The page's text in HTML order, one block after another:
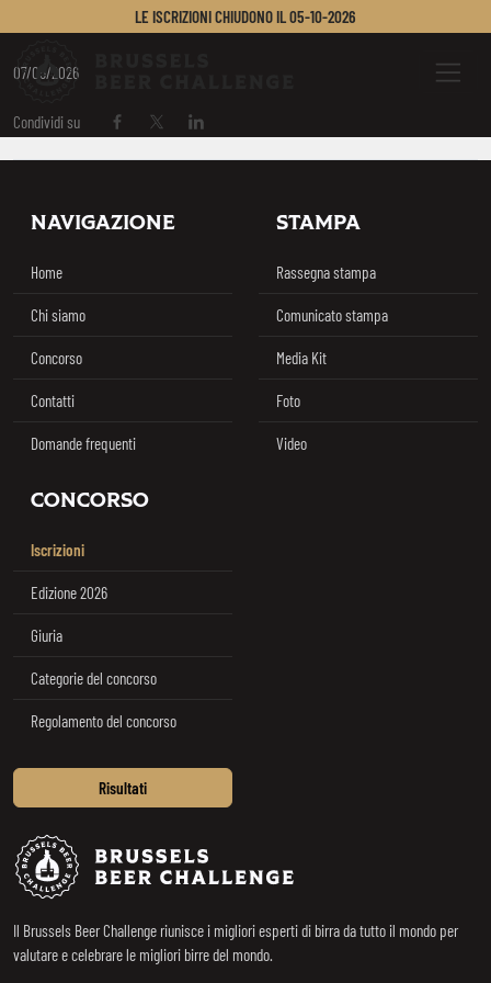
LE ISCRIZIONI CHIUDONO IL05-10-2026
Menu
ROBERTO MARCOS
07/05/2026
Condividi su Condividi su Facebook
Condividi su Twitter / X
Condividi su Linkedin
Footer
NAVIGAZIONE
Home
Chi siamo
Concorso
Contatti
Domande frequenti
STAMPA
Rassegna stampa
Comunicato stampa
Media Kit
Foto
Video
CONCORSO
Iscrizioni
Edizione 2026
Giuria
Categorie del concorso
Regolamento del concorso
Risultati
Il Brussels Beer Challenge riunisce i migliori esperti di birra da tutto il mondo per
valutare e celebrare le migliori birre del mondo.